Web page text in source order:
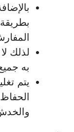
لذلك
به
يتم